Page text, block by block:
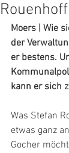
Rouenhoff
Moers | Wie
der
er bestens.
kann er sich
Was Stefan
etwas ganz
Gocher